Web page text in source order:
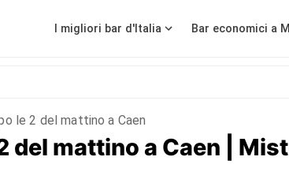
I migliori bar d'Italia Bar economici a
le 2 del mattino a Caen
del mattino a Caen |